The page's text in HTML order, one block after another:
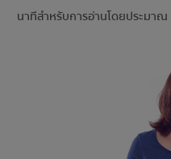
นาทีสำหรับการอ่านโดยประมาณ